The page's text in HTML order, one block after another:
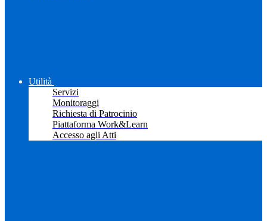
Utilità
Servizi
Monitoraggi
Richiesta di Patrocinio
Piattaforma Work&Learn
Accesso agli Atti